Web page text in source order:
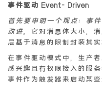
事件驱动 Event- Driven
首先要申明一个观点：事
改进。
它对消息体大小，
层基于消息的限制封装其
在事件驱动模式中，生产
感兴趣且有权限接入的服
事件作为触发器来启动某